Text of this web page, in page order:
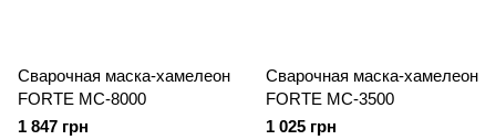
Сварочная маска-хамелеон
FORTE MC-8000
1 847 грн
Сварочная маска-хамелеон
FORTE MC-3500
1 025 грн